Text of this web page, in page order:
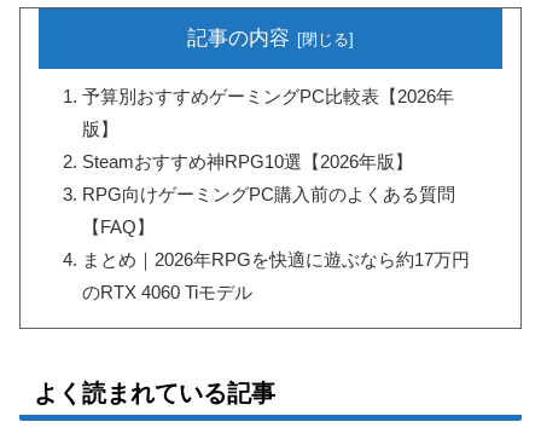
記事の内容
予算別おすすめゲーミングPC比較表【2026年
版】
Steamおすすめ神RPG10選【2026年版】
RPG向けゲーミングPC購入前のよくある質問
【FAQ】
まとめ｜2026年RPGを快適に遊ぶなら約17万円
のRTX 4060 Tiモデル
よく読まれている記事